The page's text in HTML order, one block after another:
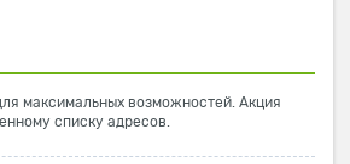
максимальных возможностей. Акция
списку адресов.